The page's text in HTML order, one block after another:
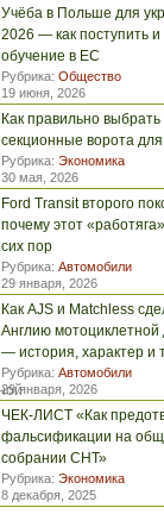
Учёба в Польше для
2026 — как поступить и
обучение в ЕС
Рубрика: Общество
19 июня, 2026
Как правильно выбрать
секционные ворота
Рубрика: Экономика
30 мая, 2026
Ford Transit второго
почему этот
сих пор
Рубрика: Автомобили
29 января, 2026
Как AJS и Matchless
Англию мотоциклетной
— история, характер и
Рубрика: Автомобили
29 января, 2026
ЧЕК-ЛИСТ «Как
фальсификации на
собрании СНТ»
Рубрика: Экономика
8 декабря, 2025